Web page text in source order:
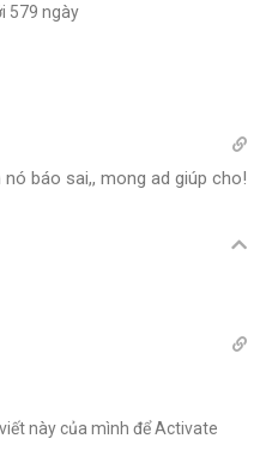
579 ngày
báo sai,, mong ad giúp cho!
này của mình để Activate